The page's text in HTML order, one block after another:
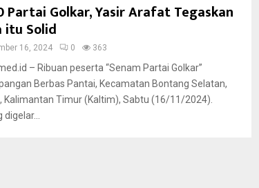
Partai Golkar, Yasir Arafat Tegaskan
itu Solid
16, 2024 0 363
– Ribuan peserta “Senam Partai Golkar”
Berbas Pantai, Kecamatan Bontang Selatan,
Kalimantan Timur (Kaltim), Sabtu (16/11/2024).